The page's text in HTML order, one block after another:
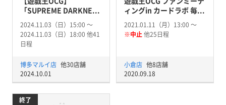
「SUPREME DARKNE...
2024.11.03（日）15:00 〜
2024.11.03（日）18:00 他41
日程
博多マルイ店 他30店舗
2024.10.01
ィングin カードラボ 毎...
2021.01.11（月）13:00 〜
※中止他25日程
小倉店 他8店舗
2020.09.18
終了